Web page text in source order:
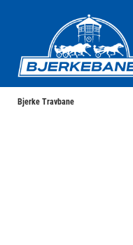
Bjerke Travbane